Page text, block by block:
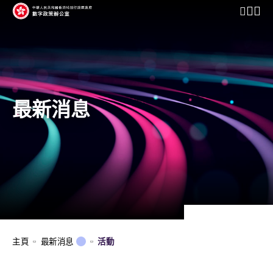
開啟行
最新消息
主頁 最新消息 活動